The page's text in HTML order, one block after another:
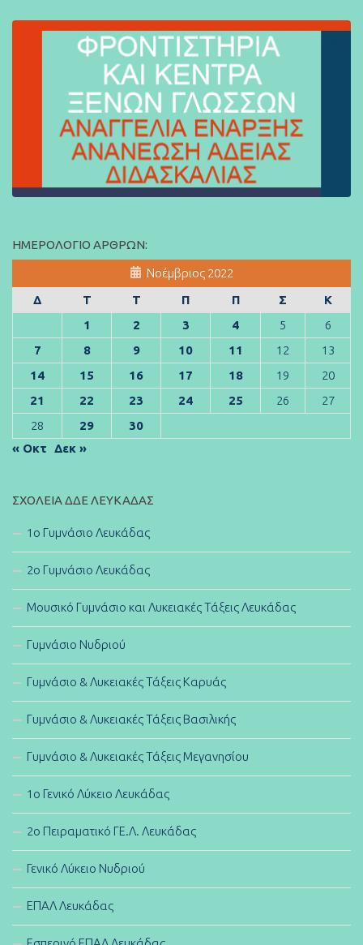
ΗΜΕΡΟΛΌΓΙΟ ΆΡΘΡΩΝ:
Νοέμβριος 2022
Δ
Τ Τ Π Π Σ
Κ
1
2 3 4 5
6
7
8 9 10 11 12
13
14
15 16 17 18 19
20
21
22 23 24 25 26
27
28
29
30
« Οκτ Δεκ »
ΣΧΟΛΕΊΑ ΔΔΕ ΛΕΥΚΆΔΑΣ
1ο Γυμνάσιο Λευκάδας
2ο Γυμνάσιο Λευκάδας
Μουσικό Γυμνάσιο και Λυκειακές Τάξεις Λευκάδας
Γυμνάσιο Νυδριού
Γυμνάσιο & Λυκειακές Τάξεις Καρυάς
Γυμνάσιο & Λυκειακές Τάξεις Βασιλικής
Γυμνάσιο & Λυκειακές Τάξεις Μεγανησίου
1ο Γενικό Λύκειο Λευκάδας
2ο Πειραματικό ΓΕ.Λ. Λευκάδας
Γενικό Λύκειο Νυδριού
ΕΠΑΛ Λευκάδας